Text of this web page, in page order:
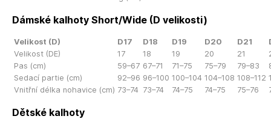
Dámské kalhoty Short/Wide (D velikosti)
Velikost (D) D17 D18 D19 D20 D21
Velikost (DE)
17 18 19 20 21
Pas (cm)
59–67 67–71 71–75 75–79 79–83
Sedací partie (cm)
92–96 96–100 100–104 104–108 108–112
Vnitřní délka nohavice (cm) 73–74 73–74 74–75 74–75 75–76
Dětské kalhoty